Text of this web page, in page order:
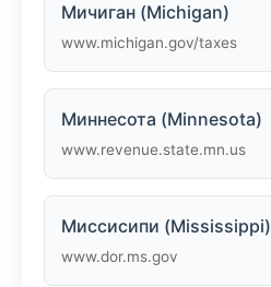
Мичиган (Michigan)
www.michigan.gov/taxes
Миннесота (Minnesota)
www.revenue.state.mn.us
Миссисипи (Mississippi)
www.dor.ms.gov